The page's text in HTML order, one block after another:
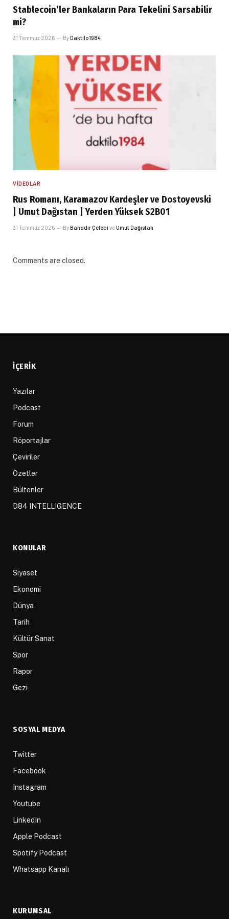
Stablecoin’ler Bankaların Para Tekelini Sarsabilir
mi?
31 Temmuz 2026 ByDaktilo1984
VIDEOLAR
Rus Romanı, Karamazov Kardeşler ve Dostoyevski
| Umut Dağıstan | Yerden Yüksek S2B01
31 Temmuz 2026 ByBahadır Çelebi veUmut Dağıstan
Comments are closed.
İÇERIK
Yazılar
Podcast
Forum
Röportajlar
Çeviriler
Özetler
Bültenler
D84 INTELLIGENCE
KONULAR
Siyaset
Ekonomi
Dünya
Tarih
Kültür Sanat
Spor
Rapor
Gezi
SOSYAL MEDYA
Twitter
Facebook
Instagram
Youtube
LinkedIn
Apple Podcast
Spotify Podcast
Whatsapp Kanalı
KURUMSAL